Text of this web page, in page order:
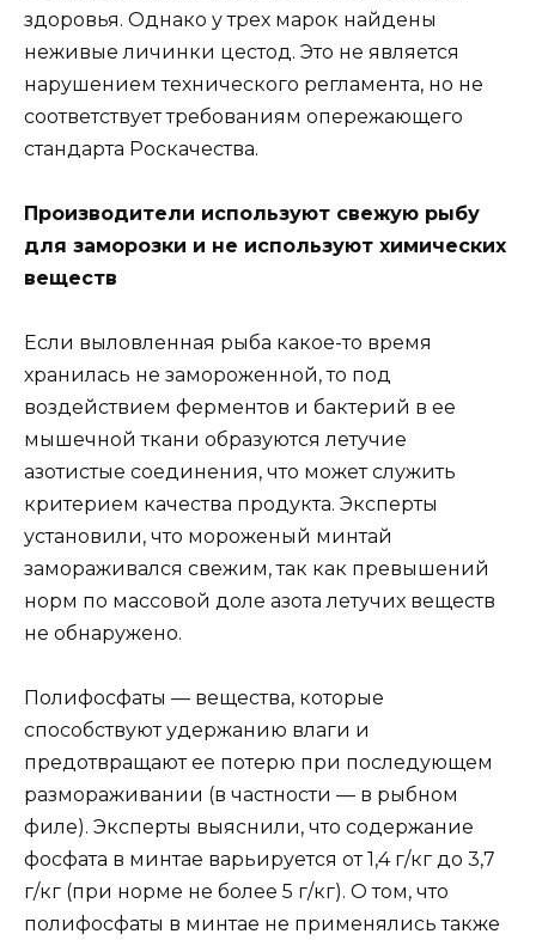
здоровья. Однако у трех марок найдены
неживые личинки цестод. Это не является
нарушением технического регламента, но не
соответствует требованиям опережающего
стандарта Роскачества.
Производители используют свежую рыбу
для заморозки и не используют химических
веществ
Если выловленная рыба какое-то время
хранилась не замороженной, то под
воздействием ферментов и бактерий в ее
мышечной ткани образуются летучие
азотистые соединения, что может служить
критерием качества продукта. Эксперты
установили, что мороженый минтай
замораживался свежим, так как превышений
норм по массовой доле азота летучих веществ
не обнаружено.
Полифосфаты — вещества, которые
способствуют удержанию влаги и
предотвращают ее потерю при последующем
размораживании (в частности — в рыбном
филе). Эксперты выяснили, что содержание
фосфата в минтае варьируется от 1,4 г/кг до 3,7
г/кг (при норме не более 5 г/кг). О том, что
полифосфаты в минтае не применялись также